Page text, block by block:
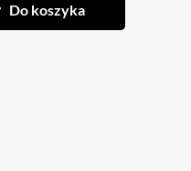
Do koszyka